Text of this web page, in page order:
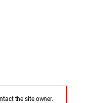
the site owner.